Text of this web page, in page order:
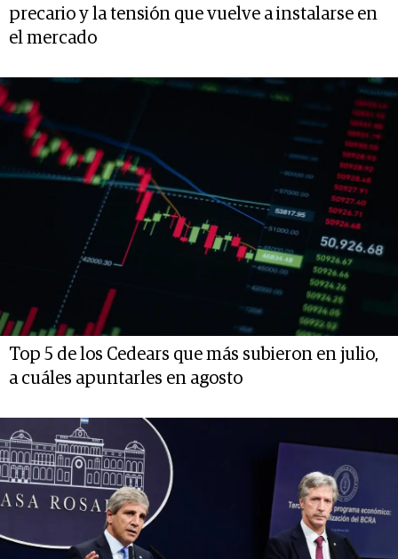
precario y la tensión que vuelve a instalarse en
el mercado
Top 5 de los Cedears que más subieron en julio,
a cuáles apuntarles en agosto